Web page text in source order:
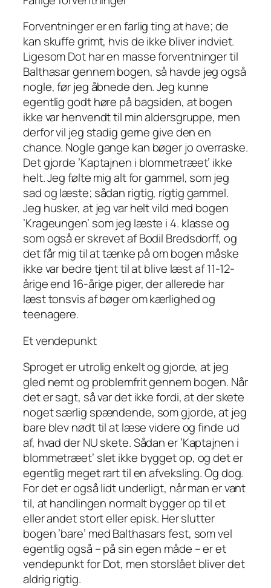
Forventninger er en farlig ting at have; de
kan skuffe grimt, hvis de ikke bliver indviet.
Ligesom Dot har en masse forventninger til
Balthasar gennem bogen, så havde jeg også
nogle, før jeg åbnede den. Jeg kunne
egentlig godt høre på bagsiden, at bogen
ikke var henvendt til min aldersgruppe, men
derfor vil jeg stadig gerne give den en
chance. Nogle gange kan bøger jo overraske.
Det gjorde ’Kaptajnen i blommetræet’ ikke
helt. Jeg følte mig alt for gammel, som jeg
sad og læste; sådan rigtig, rigtiggammel.
Jeg husker, at jeg var helt vild med bogen
’Krageungen’ som jeg læste i 4. klasse og
som også er skrevet af Bodil Bredsdorff, og
det får mig til at tænke på om bogen måske
ikke var bedre tjent til at blive læst af 11-12-
årige end 16-årige piger, der allerede har
læst tonsvis af bøger om kærlighed og
teenagere.
Et vendepunkt
Sproget er utrolig enkelt og gjorde, at jeg
gled nemt og problemfrit gennem bogen. Når
det er sagt, så var det ikke fordi, at der skete
noget særlig spændende, som gjorde, at jeg
bare blev nødt til at læse videre og finde ud
af, hvad der NU skete. Sådan er ’Kaptajnen i
blommetræet’ slet ikke bygget op, og det er
egentlig meget rart til en afveksling. Og dog.
For det er også lidt underligt, når man er vant
til, at handlingen normalt bygger op til et
eller andet stort eller episk. Her slutter
bogen ’bare’ med Balthasars fest, som vel
egentlig også – på sin egen måde – er et
vendepunkt for Dot, men storslået bliver det
aldrig rigtig.